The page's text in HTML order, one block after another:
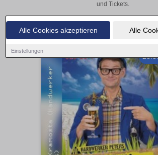
Alle Cookies akzeptieren Alle
Einstellungen
und Tickets.